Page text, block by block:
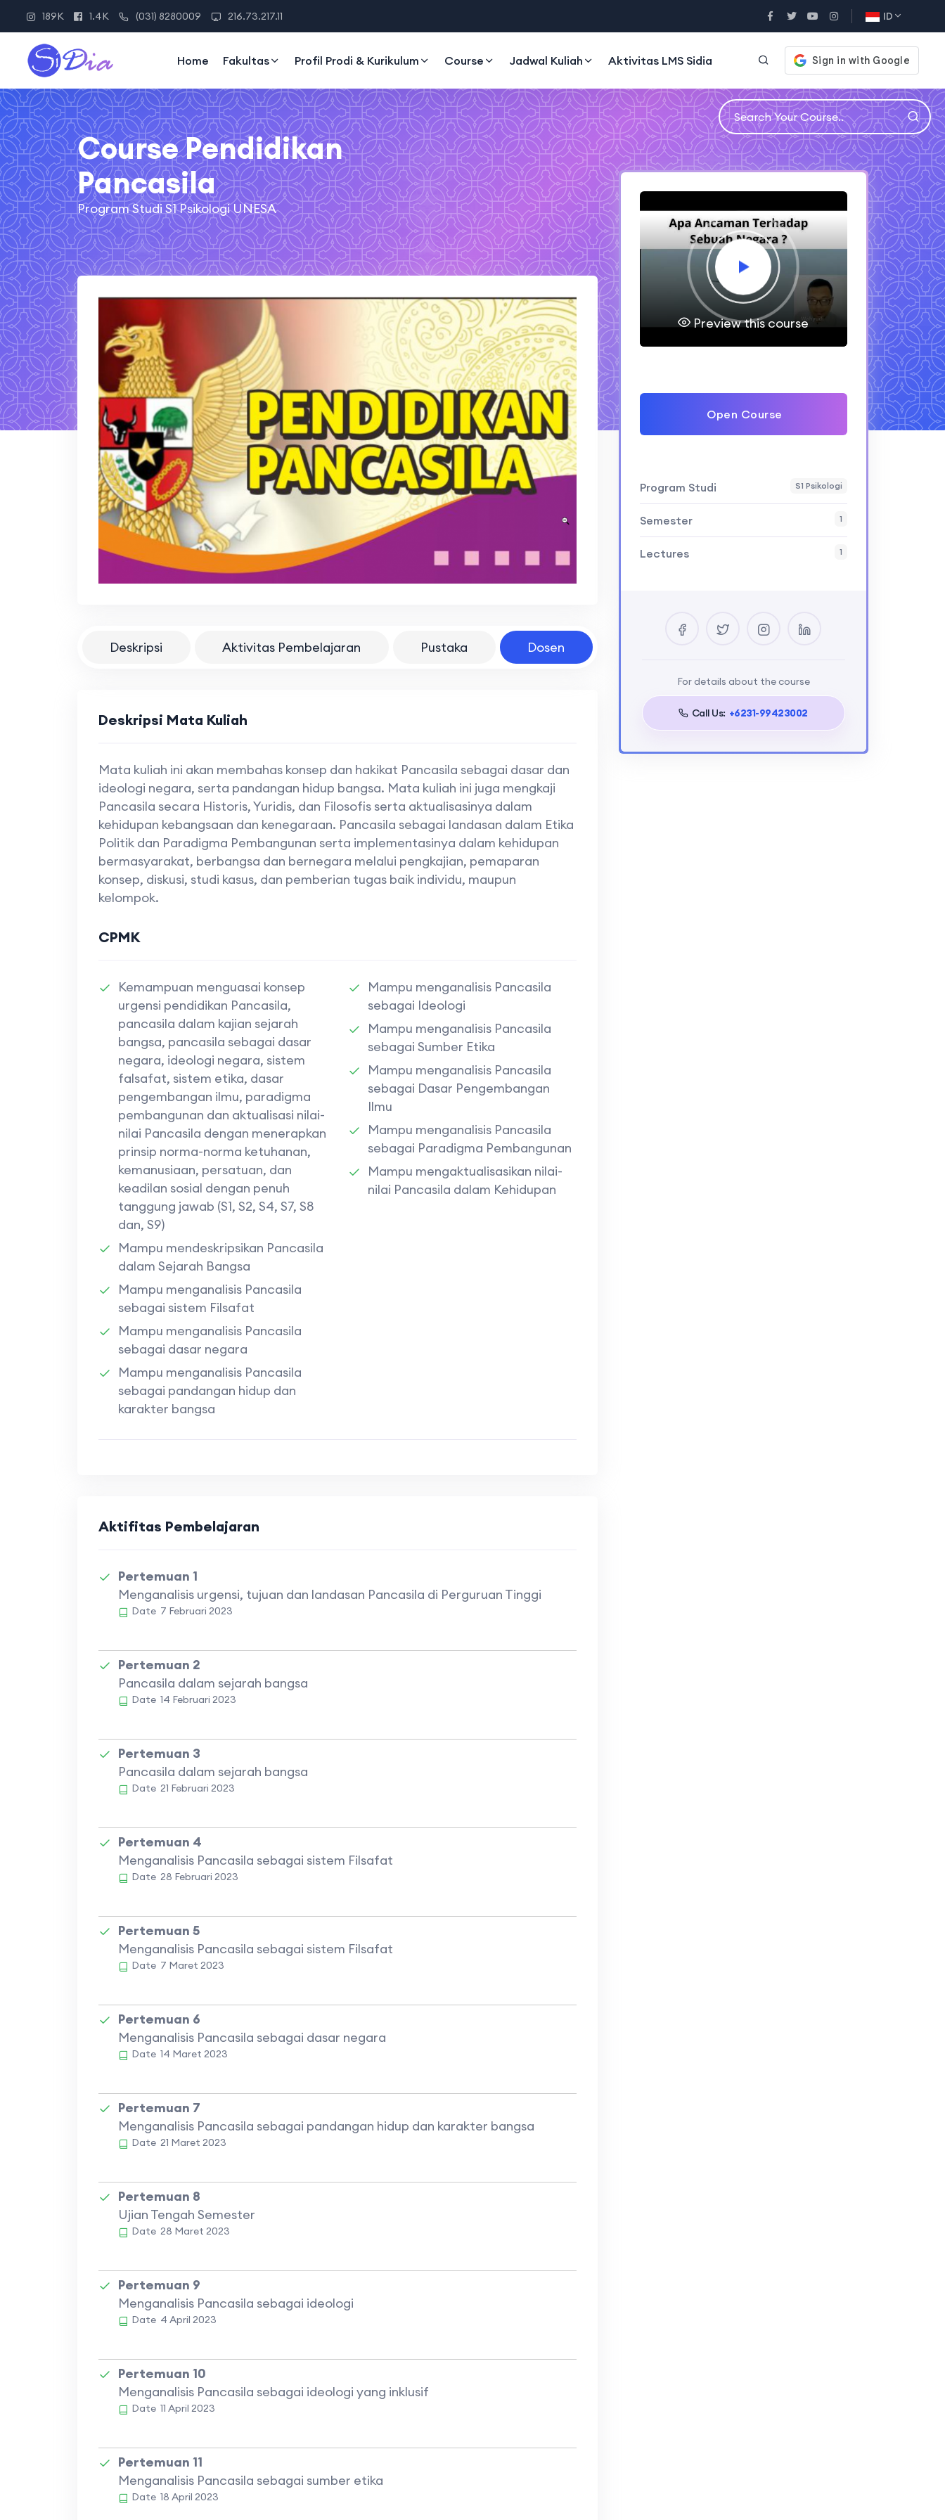
189K 1.4K (031) 8280009 216.73.217.11 ID
Home Fakultas Profil Prodi & Kurikulum Course Jadwal Kuliah Aktivitas LMS Sidia
Course Pendidikan
Pancasila
Program Studi S1 Psikologi UNESA
Deskripsi Aktivitas Pembelajaran Pustaka Dosen
Deskripsi Mata Kuliah
Mata kuliah ini akan membahas konsep dan hakikat Pancasila sebagai dasar dan
ideologi negara, serta pandangan hidup bangsa. Mata kuliah ini juga mengkaji
Pancasila secara Historis, Yuridis, dan Filosofis serta aktualisasinya dalam
kehidupan kebangsaan dan kenegaraan. Pancasila sebagai landasan dalam Etika
Politik dan Paradigma Pembangunan serta implementasinya dalam kehidupan
bermasyarakat, berbangsa dan bernegara melalui pengkajian, pemaparan
konsep, diskusi, studi kasus, dan pemberian tugas baik individu, maupun
kelompok.
CPMK
Kemampuan menguasai konsep
urgensi pendidikan Pancasila,
pancasila dalam kajian sejarah
bangsa, pancasila sebagai dasar
negara, ideologi negara, sistem
falsafat, sistem etika, dasar
pengembangan ilmu, paradigma
pembangunan dan aktualisasi nilai-
nilai Pancasila dengan menerapkan
prinsip norma-norma ketuhanan,
kemanusiaan, persatuan, dan
keadilan sosial dengan penuh
tanggung jawab (S1, S2, S4, S7, S8
dan, S9)
Mampu mendeskripsikan Pancasila
dalam Sejarah Bangsa
Mampu menganalisis Pancasila
sebagai sistem Filsafat
Mampu menganalisis Pancasila
sebagai dasar negara
Mampu menganalisis Pancasila
sebagai pandangan hidup dan
karakter bangsa
Mampu menganalisis Pancasila
sebagai Ideologi
Mampu menganalisis Pancasila
sebagai Sumber Etika
Mampu menganalisis Pancasila
sebagai Dasar Pengembangan
Ilmu
Mampu menganalisis Pancasila
sebagai Paradigma Pembangunan
Mampu mengaktualisasikan nilai-
nilai Pancasila dalam Kehidupan
Aktifitas Pembelajaran
Pertemuan 1
Menganalisis urgensi, tujuan dan landasan Pancasila di Perguruan Tinggi
Date 7 Februari 2023
Pertemuan 2
Pancasila dalam sejarah bangsa
Date 14 Februari 2023
Pertemuan 3
Pancasila dalam sejarah bangsa
Date 21 Februari 2023
Pertemuan 4
Menganalisis Pancasila sebagai sistem Filsafat
Date 28 Februari 2023
Pertemuan 5
Menganalisis Pancasila sebagai sistem Filsafat
Date 7 Maret 2023
Pertemuan 6
Menganalisis Pancasila sebagai dasar negara
Date 14 Maret 2023
Pertemuan 7
Menganalisis Pancasila sebagai pandangan hidup dan karakter bangsa
Date 21 Maret 2023
Pertemuan 8
Ujian Tengah Semester
Date 28 Maret 2023
Pertemuan 9
Menganalisis Pancasila sebagai ideologi
Date 4 April 2023
Pertemuan 10
Menganalisis Pancasila sebagai ideologi yang inklusif
Date 11 April 2023
Pertemuan 11
Menganalisis Pancasila sebagai sumber etika
Date 18 April 2023
Preview this course
Open Course
Program Studi S1 Psikologi
Semester 1
Lectures 1
For details about the course
Call Us: +6231-99423002